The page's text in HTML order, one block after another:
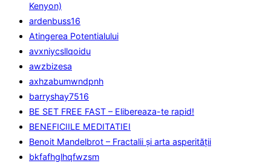
Kenyon)
ardenbuss16
Atingerea Potentialului
avxniycsllqoidu
awzbizesa
axhzabumwndpnh
barryshay7516
BE SET FREE FAST – Elibereaza-te rapid!
BENEFICIILE MEDITATIEI
Benoit Mandelbrot – Fractalii și arta asperității
bkfafhglhqfwzsm